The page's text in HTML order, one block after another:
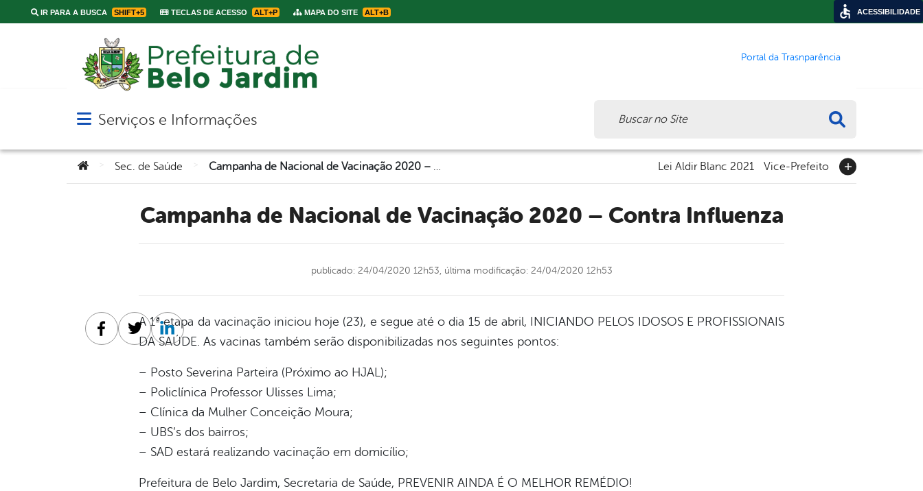
IR PARA A BUSCA SHIFT+5 TECLAS DE ACESSO ALT+P MAPA DO SITE ALT+B
Portal da Trasnparência
Abrir menu principal de navegação
Serviços e Informações
Você está aqui:Sec. de Saúde Lei Aldir Blanc 2021 Vice-Prefeito
Campanha de Nacional de Vacinação 2020 – Contra Influenza
publicado: 24/04/2020 12h53, última modificação: 24/04/2020 12h53
A 1ª etapa da vacinação iniciou hoje (23), e segue até o dia 15 de abril, INICIANDO PELOS IDOSOS E PROFISSIONAIS
DA SAÚDE. As vacinas também serão disponibilizadas nos seguintes pontos:
– Posto Severina Parteira (Próximo ao HJAL);
– Policlínica Professor Ulisses Lima;
– Clínica da Mulher Conceição Moura;
– UBS’s dos bairros;
– SAD estará realizando vacinação em domicílio;
Prefeitura de Belo Jardim, Secretaria de Saúde, PREVENIR AINDA É O MELHOR REMÉDIO!
Facebook
TwitterLinkedin
ACESSIBILIDADE